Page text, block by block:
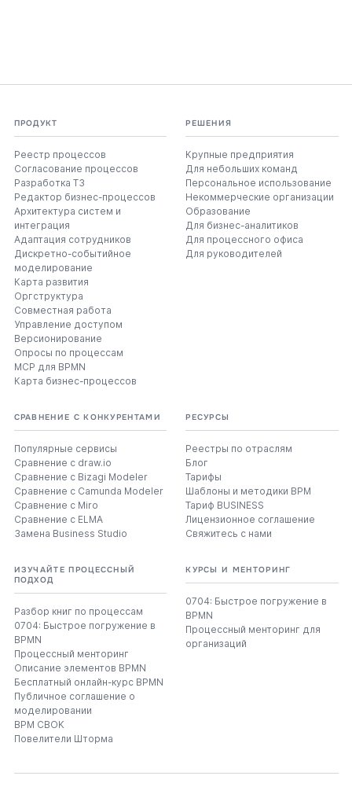
ПРОДУКТ
Реестр процессов
Согласование процессов
Разработка ТЗ
Редактор бизнес-процессов
Архитектура систем и
интеграция
Адаптация сотрудников
Дискретно-событийное
моделирование
Карта развития
Оргструктура
Совместная работа
Управление доступом
Версионирование
Опросы по процессам
MCP для BPMN
Карта бизнес-процессов
РЕШЕНИЯ
Крупные предприятия
Для небольших команд
Персональное использование
Некоммерческие организации
Образование
Для бизнес-аналитиков
Для процессного офиса
Для руководителей
СРАВНЕНИЕ С КОНКУРЕНТАМИ
Популярные сервисы
Сравнение с draw.io
Сравнение с Bizagi Modeler
Сравнение с Camunda Modeler
Сравнение с Miro
Сравнение с ELMA
Замена Business Studio
РЕСУРСЫ
Реестры по отраслям
Блог
Тарифы
Шаблоны и методики BPM
Тариф BUSINESS
Лицензионное соглашение
Свяжитесь с нами
ИЗУЧАЙТЕ ПРОЦЕССНЫЙ
ПОДХОД
Разбор книг по процессам
0704: Быстрое погружение в
BPMN
Процессный менторинг
Описание элементов BPMN
Бесплатный онлайн-курс BPMN
Публичное соглашение о
моделировании
BPM CBOK
Повелители Шторма
КУРСЫ И МЕНТОРИНГ
0704: Быстрое погружение в
BPMN
Процессный менторинг для
организаций